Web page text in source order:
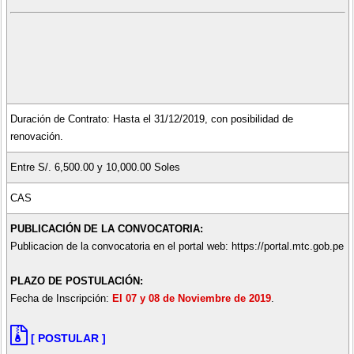
Duración de Contrato: Hasta el 31/12/2019, con posibilidad de
renovación.
Entre S/. 6,500.00 y 10,000.00 Soles
CAS
PUBLICACIÓN DE LA CONVOCATORIA:
Publicacion de la convocatoria en el portal web: https://portal.mtc.gob.pe
PLAZO DE POSTULACIÓN:
Fecha de Inscripción: El 07 y 08 de Noviembre de 2019.
[ POSTULAR ]